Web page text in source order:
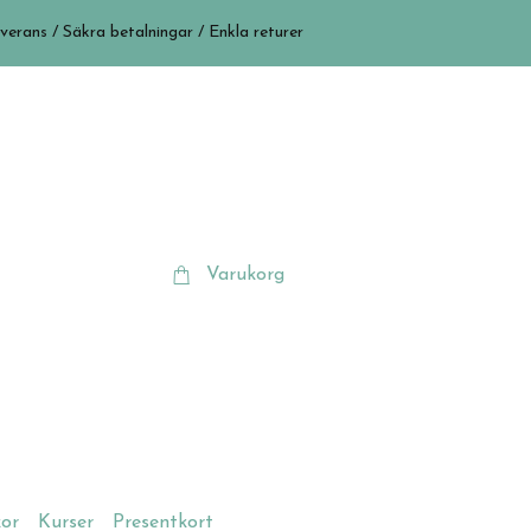
/ Säkra betalningar / Enkla returer
Varukorg
Kurser
Presentkort